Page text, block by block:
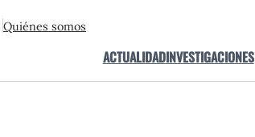
Quiénes somos
ACTUALIDADINVESTIGACIONES